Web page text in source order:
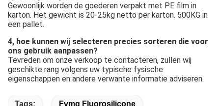
4, hoe kunnen wij selecteren precies sorteren die voor
ons gebruik aanpassen?
Tevreden om onze verkoop te contacteren, zullen wij
eigenschappen en andere verwante informatie adviseren.
Tags: Fvmq Fluorosilicone